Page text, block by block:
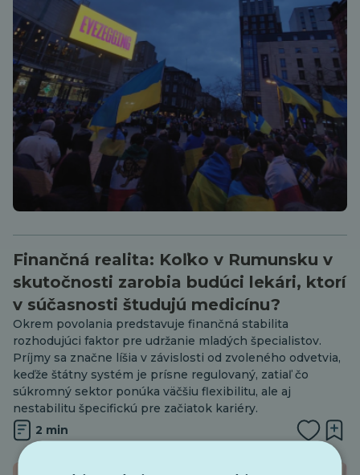
Finančná realita: Koľko v Rumunsku v
skutočnosti zarobia budúci lekári, ktorí
v súčasnosti študujú medicínu?
Okrem povolania predstavuje finančná stabilita
rozhodujúci faktor pre udržanie mladých špecialistov.
Príjmy sa značne líšia v závislosti od zvoleného odvetvia,
keďže štátny systém je prísne regulovaný, zatiaľ čo
súkromný sektor ponúka väčšiu flexibilitu, ale aj
nestabilitu špecifickú pre začiatok kariéry.
2 min